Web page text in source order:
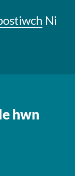
Ni
hwn